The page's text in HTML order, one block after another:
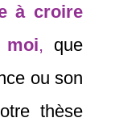
à croire
, que
ou son
thèse